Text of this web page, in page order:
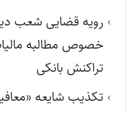
رویه قضایی شعب
خصوص مطالبه
تراکنش بانکی
تکذیب شایعه